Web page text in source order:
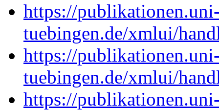
https://
tuebingen.de/xmlui/
https://
tuebingen.de/xmlui/
https://